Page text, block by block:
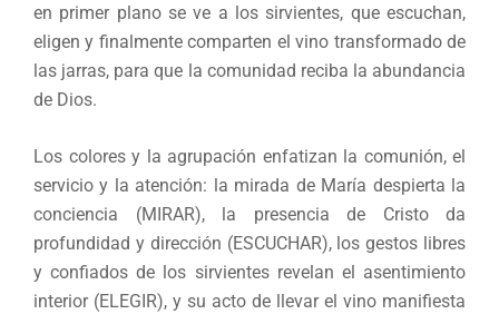
en primer plano se ve a los sirvientes, que escuchan,
eligen y finalmente comparten el vino transformado de
las jarras, para que la comunidad reciba la abundancia
de Dios.
Los colores y la agrupación enfatizan la comunión, el
servicio y la atención: la mirada de María despierta la
conciencia (MIRAR), la presencia de Cristo da
profundidad y dirección (ESCUCHAR), los gestos libres
y confiados de los sirvientes revelan el asentimiento
interior (ELEGIR), y su acto de llevar el vino manifiesta